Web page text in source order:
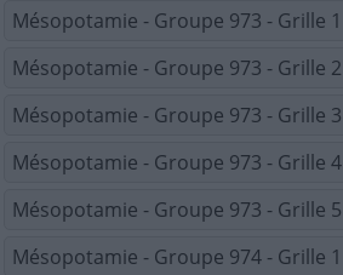
Mésopotamie - Groupe 973 - Grille 1
Mésopotamie - Groupe 973 - Grille 2
Mésopotamie - Groupe 973 - Grille 3
Mésopotamie - Groupe 973 - Grille 4
Mésopotamie - Groupe 973 - Grille 5
Mésopotamie - Groupe 974 - Grille 1